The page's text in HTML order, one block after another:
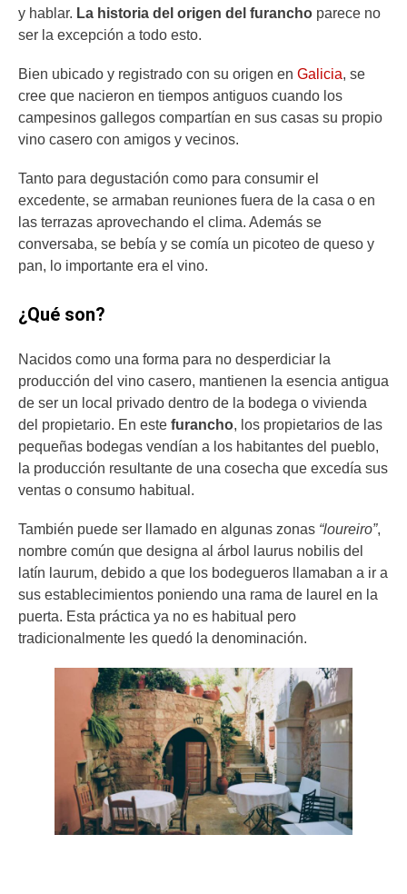
y hablar. La historia del origen del furancho parece no
ser la excepción a todo esto.
Bien ubicado y registrado con su origen en Galicia, se
cree que nacieron en tiempos antiguos cuando los
campesinos gallegos compartían en sus casas su propio
vino casero con amigos y vecinos.
Tanto para degustación como para consumir el
excedente, se armaban reuniones fuera de la casa o en
las terrazas aprovechando el clima. Además se
conversaba, se bebía y se comía un picoteo de queso y
pan, lo importante era el vino.
¿Qué son?
Nacidos como una forma para no desperdiciar la
producción del vino casero, mantienen la esencia antigua
de ser un local privado dentro de la bodega o vivienda
del propietario. En este furancho, los propietarios de las
pequeñas bodegas vendían a los habitantes del pueblo,
la producción resultante de una cosecha que excedía sus
ventas o consumo habitual.
También puede ser llamado en algunas zonas “loureiro”,
nombre común que designa al árbol laurus nobilis del
latín laurum, debido a que los bodegueros llamaban a ir a
sus establecimientos poniendo una rama de laurel en la
puerta. Esta práctica ya no es habitual pero
tradicionalmente les quedó la denominación.